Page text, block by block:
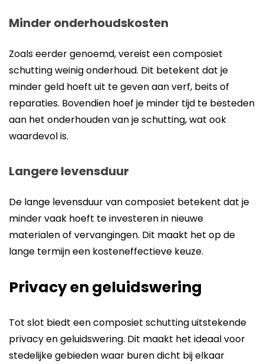
Minder onderhoudskosten
Zoals eerder genoemd, vereist een composiet
schutting weinig onderhoud. Dit betekent dat je
minder geld hoeft uit te geven aan verf, beits of
reparaties. Bovendien hoef je minder tijd te besteden
aan het onderhouden van je schutting, wat ook
waardevol is.
Langere levensduur
De lange levensduur van composiet betekent dat je
minder vaak hoeft te investeren in nieuwe
materialen of vervangingen. Dit maakt het op de
lange termijn een kosteneffectieve keuze.
Privacy en geluidswering
Tot slot biedt een composiet schutting uitstekende
privacy en geluidswering. Dit maakt het ideaal voor
stedelijke gebieden waar buren dicht bij elkaar